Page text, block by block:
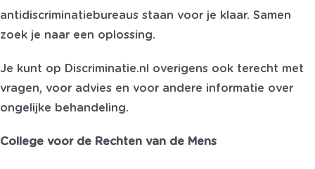
antidiscriminatiebureaus staan voor je klaar. Samen
zoek je naar een oplossing.
Je kunt op Discriminatie.nl overigens ook terecht met
vragen, voor advies en voor andere informatie over
ongelijke behandeling.
College voor de Rechten van de Mens